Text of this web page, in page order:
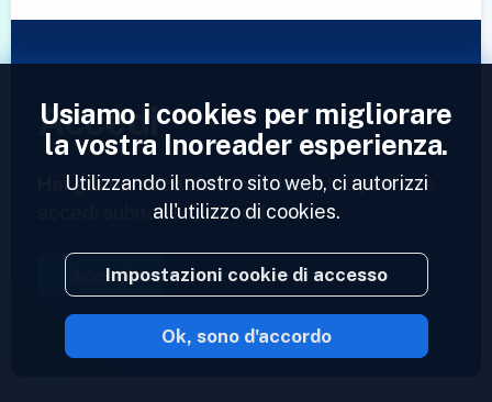
Accedi
Hai già un account?Inserisci il tuo profilo e
accedi subito ai tuoi feed.
Accedi
2023 © Inoreader
Usiamo i cookies per migliorare
la vostra Inoreader esperienza.
Utilizzando il nostro sito web, ci autorizzi
all'utilizzo di cookies.
Impostazioni cookie di accesso
Ok, sono d'accordo